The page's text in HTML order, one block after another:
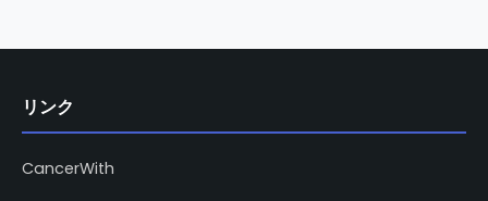
リンク
CancerWith